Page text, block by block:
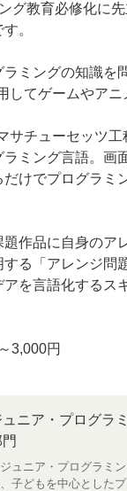
グ教育必修化に先
。
ミングの知識を
してゲームやアニ
サチューセッツ工
ミング言語。画
だけでプログラミ
題作品に自身のア
る「アレンジ問
を言語化するス
3,000円
ュニア・プログラ
ジュニア・プログラミ
子どもを中心としたプ